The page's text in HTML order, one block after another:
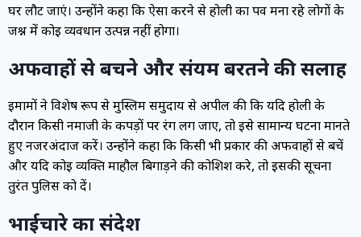
घर लौट जाएं। उन्होंने कहा कि ऐसा करने से होली का पर्व मना रहे लोगों के
जश्न में कोई व्यवधान उत्पन्न नहीं होगा।
अफवाहों से बचने और संयम बरतने की सलाह
इमामों ने विशेष रूप से मुस्लिम समुदाय से अपील की कि यदि होली के
दौरान किसी नमाजी के कपड़ों पर रंग लग जाए, तो इसे सामान्य घटना मानते
हुए नजरअंदाज करें। उन्होंने कहा कि किसी भी प्रकार की अफवाहों से बचें
और यदि कोई व्यक्ति माहौल बिगाड़ने की कोशिश करे, तो इसकी सूचना
तुरंत पुलिस को दें।
भाईचारे का संदेश